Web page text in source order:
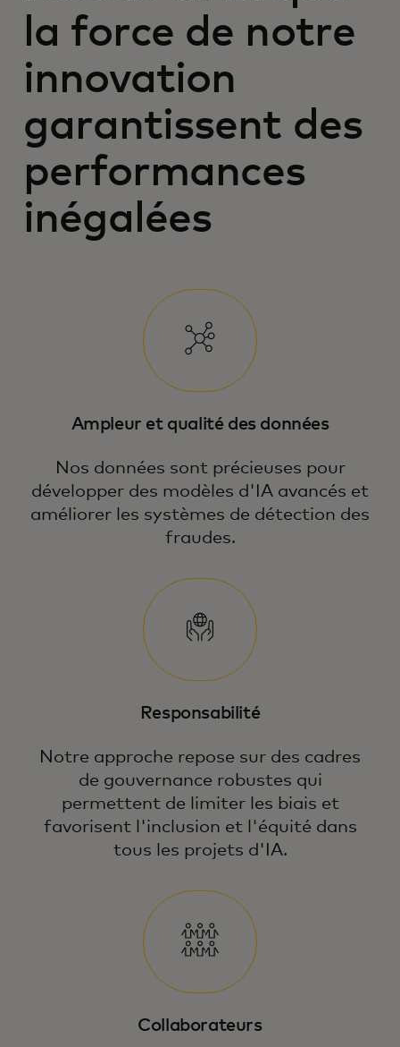
la force de notre
innovation
garantissent des
performances
inégalées
Ampleur et qualité des données
Nos données sont précieuses pour
développer des modèles d'IA avancés et
améliorer les systèmes de détection des
fraudes.
Responsabilité
Notre approche repose sur des cadres
de gouvernance robustes qui
permettent de limiter les biais et
favorisent l'inclusion et l'équité dans
tous les projets d'IA.
Collaborateurs